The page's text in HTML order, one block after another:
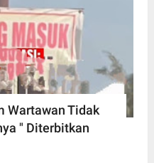
Wartawan Tidak
" Diterbitkan